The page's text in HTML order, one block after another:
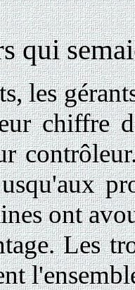
qui
les
chiffre
ont
Les